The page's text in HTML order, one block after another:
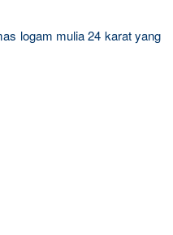
logam mulia 24 karat yang